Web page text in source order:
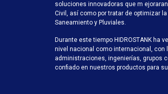
soluciones innovadoras que m
Civil, así como por tratar de optimizar
Saneamiento y Pluviales.
Durante este tiempo HIDROSTANK ha
nivel nacional como internacional, con
administraciones, ingenierías, grupos
confiado en nuestros productos para